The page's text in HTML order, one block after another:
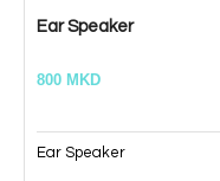
Ear Speaker
800 MKD
Ear Speaker